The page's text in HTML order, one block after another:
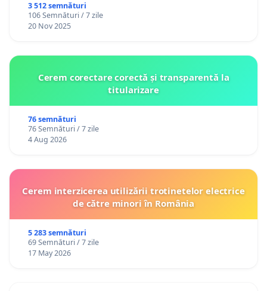
3 512 semnături
106 Semnături / 7 zile
20 Nov 2025
Cerem corectare corectă și transparentă la
titularizare
76 semnături
76 Semnături / 7 zile
4 Aug 2026
Cerem interzicerea utilizării trotinetelor electrice
de către minori în România
5 283 semnături
69 Semnături / 7 zile
17 May 2026